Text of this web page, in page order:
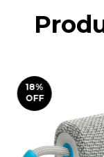
18%
OFF